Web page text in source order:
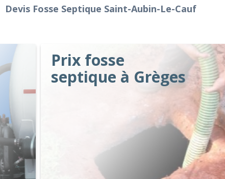
Devis Fosse Septique Saint-Aubin-Le-Cauf
Prix fosse
septique à Grèges